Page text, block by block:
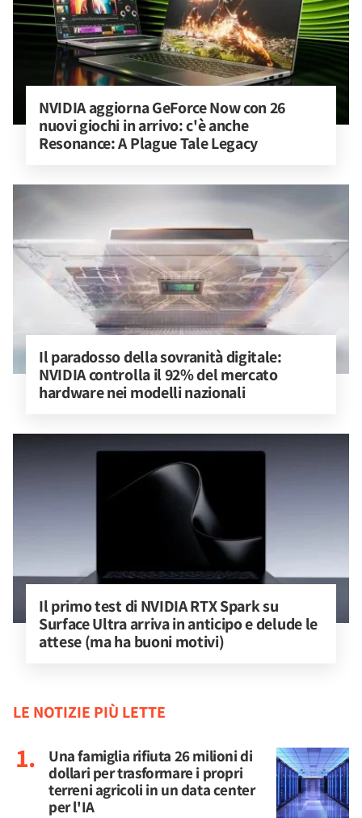
NVIDIA aggiorna GeForce Now con 26
nuovi giochi in arrivo: c'è anche
Resonance: A Plague Tale Legacy
Il paradosso della sovranità digitale:
NVIDIA controlla il 92% del mercato
hardware nei modelli nazionali
Il primo test di NVIDIA RTX Spark su
Surface Ultra arriva in anticipo e delude le
attese (ma ha buoni motivi)
LE NOTIZIE PIÙ LETTE
Una famiglia rifiuta 26 milioni di
dollari per trasformare i propri
terreni agricoli in un data center
per l'IA